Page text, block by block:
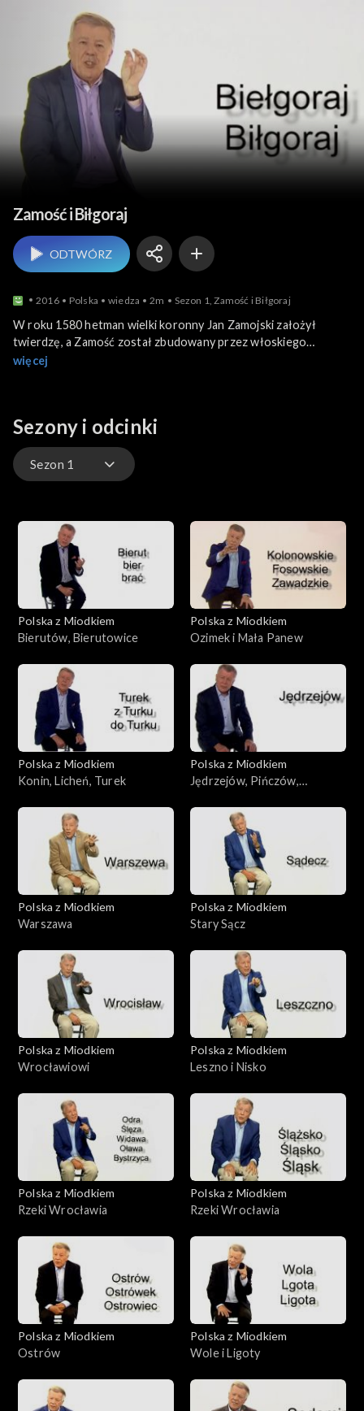
Zamość i Biłgoraj
ODTWÓRZ
2016 Polska wiedza 2m Sezon 1, Zamość i Biłgoraj
W roku 1580 hetman wielki koronny Jan Zamojski założył
twierdzę, a Zamość został zbudowany przez włoskiego
architekta Bernardo Morando. Nazwa została przeniesiona od
więcej
Sezony i odcinki
Sezon 1
Polska z Miodkiem
Bierutów, Bierutowice
Polska z Miodkiem
Ozimek i Mała Panew
Polska z Miodkiem
Konin, Licheń, Turek
Polska z Miodkiem
Jędrzejów, Pińczów,
Polska z Miodkiem
Warszawa
Polska z Miodkiem
Stary Sącz
Polska z Miodkiem
Wrocławiowi
Polska z Miodkiem
Leszno i Nisko
Polska z Miodkiem
Rzeki Wrocławia
Polska z Miodkiem
Rzeki Wrocławia
Polska z Miodkiem
Ostrów
Polska z Miodkiem
Wole i Ligoty